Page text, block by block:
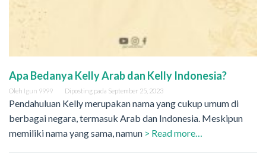
Apa Bedanya Kelly Arab dan Kelly Indonesia?
Oleh Igun 9999 Diposting pada September 25, 2023
Pendahuluan Kelly merupakan nama yang cukup umum di
berbagai negara, termasuk Arab dan Indonesia. Meskipun
memiliki nama yang sama, namun > Read more…